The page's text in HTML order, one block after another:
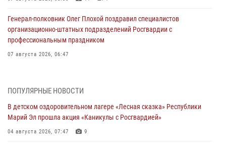
Генерал-полковник Олег Плохой поздравил специалистов
организационно-штатных подразделений Росгвардии с
профессиональным праздником
07 августа 2026, 06:47
Всероссийском семинаре в Нижнем Новгороде (видео)
07 августа 2026, 06:25 8 1
Команда «Росгвардия» принимает участие в военно-спортивном
ПОПУЛЯРНЫЕ НОВОСТИ
В детском оздоровительном лагере «Лесная сказка» Республики
Марий Эл прошла акция «Каникулы с Росгвардией»
04 августа 2026, 07:47 9